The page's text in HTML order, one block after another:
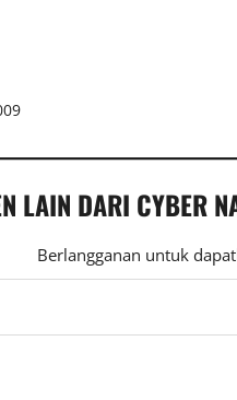
LAIN DARI CYBER
Berlangganan untuk